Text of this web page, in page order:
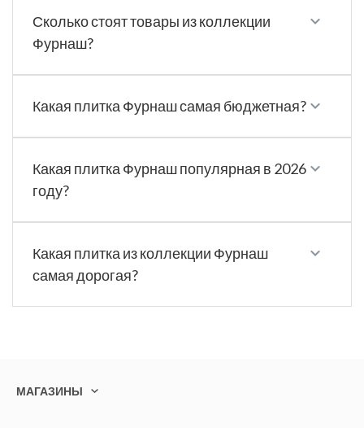
Сколько стоят товары из коллекции
Фурнаш?
Какая плитка Фурнаш самая бюджетная?
Какая плитка Фурнаш популярная в 2026
году?
Какая плитка из коллекции Фурнаш
самая дорогая?
МАГАЗИНЫ